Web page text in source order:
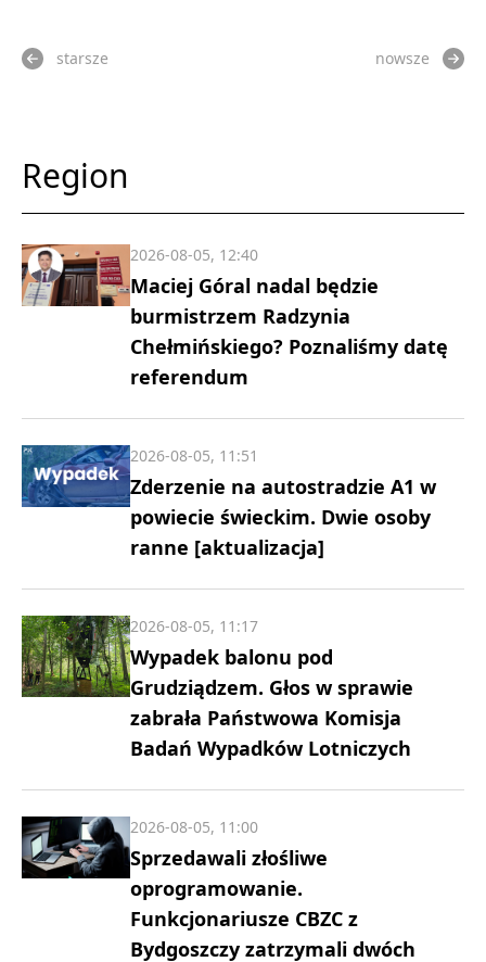
starsze nowsze
Region
Maciej Góral nadal będzie
burmistrzem Radzynia
Chełmińskiego? Poznaliśmy datę
referendum
2026-08-05, 12:40
Zderzenie na autostradzie A1 w
powiecie świeckim. Dwie osoby
ranne [aktualizacja]
2026-08-05, 11:51
Wypadek balonu pod
Grudziądzem. Głos w sprawie
zabrała Państwowa Komisja
Badań Wypadków Lotniczych
2026-08-05, 11:17
Sprzedawali złośliwe
oprogramowanie.
Funkcjonariusze CBZC z
Bydgoszczy zatrzymali dwóch
2026-08-05, 11:00